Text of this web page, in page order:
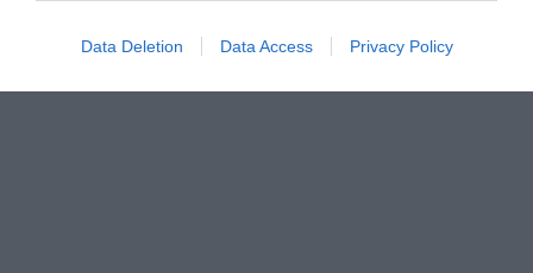
Data Deletion Data Access Privacy Policy